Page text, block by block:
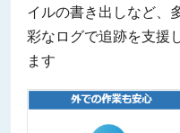
イルの書き出しなど、
彩なログで追跡を支援
ます